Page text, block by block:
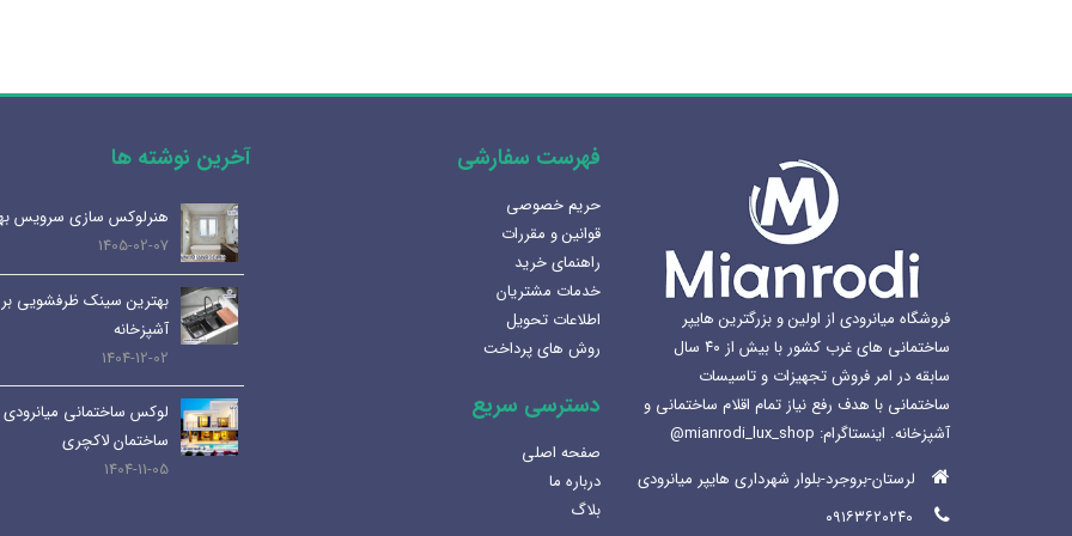
فروشگاه میانرودی از اولین و بزرگترین هایپر
ساختمانی های غرب کشور با بیش از ۴۰ سال
سابقه در امر فروش تجهیزات و تاسیسات
ساختمانی با هدف رفع نیاز تمام اقلام ساختمانی و
آشپزخانه. اینستاگرام: mianrodi_lux_shop@
لرستان-بروجرد-بلوار شهرداری هایپر میانرودی
فهرست سفارشی
حریم خصوصی
قوانین و مقررات
راهنمای خرید
خدمات مشتریان
اطلاعات تحویل
روش های پرداخت
دسترسی سریع
صفحه اصلی
درباره ما
بلاگ
آخرین نوشته ها
هنرلوکس سازی سرویس بهداشتی
1405-02-07
بهترین سینک ظرفشویی برای
آشپزخانه
1404-12-02
لوکس ساختمانی میانرودی و
ساختمان لاکچری
1404-11-05
هنرلوکس سازی سرویس
1405-02-07
بهترین سینک ظرفشویی
آشپزخانه
1404-12-02
لوکس ساختمانی
ساختمان لاکچری
1404-11-05